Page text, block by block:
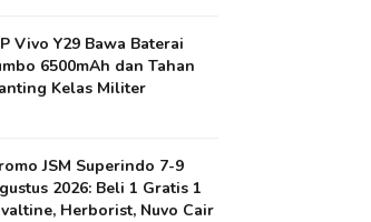
Vivo Y29 Bawa Baterai
6500mAh dan Tahan
Kelas Militer
JSM Superindo 7-9
2026: Beli 1 Gratis 1
Herborist, Nuvo Cair